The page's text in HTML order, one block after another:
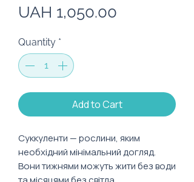
UAH 1,050.00
Quantity *
Add to Cart
Суккуленти — рослини, яким
необхідний мінімальний догляд.
Вони тижнями можуть жити без води